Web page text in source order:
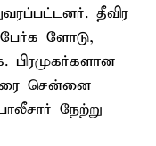
தீவிர
ளோடு,
பிரமுகர்களான
சென்னை
நேற்று